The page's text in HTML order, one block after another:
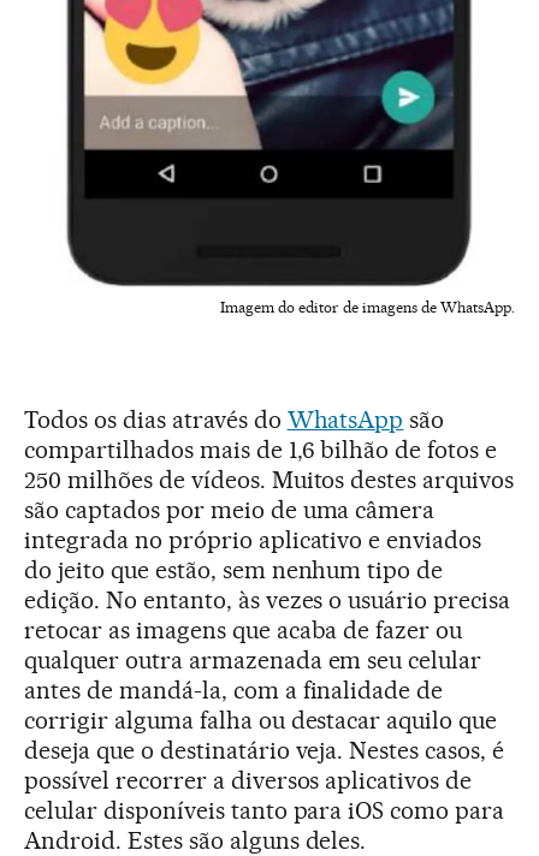
Imagem do editor de imagens de WhatsApp.
Todos os dias através do WhatsApp são
compartilhados mais de 1,6 bilhão de fotos e
250 milhões de vídeos. Muitos destes arquivos
são captados por meio de uma câmera
integrada no próprio aplicativo e enviados
do jeito que estão, sem nenhum tipo de
edição. No entanto, às vezes o usuário precisa
retocar as imagens que acaba de fazer ou
qualquer outra armazenada em seu celular
antes de mandá-la, com a finalidade de
corrigir alguma falha ou destacar aquilo que
deseja que o destinatário veja. Nestes casos, é
possível recorrer a diversos aplicativos de
celular disponíveis tanto para iOS como para
Android. Estes são alguns deles.